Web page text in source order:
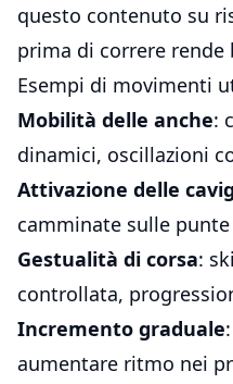
questo contenuto su
prima di correre rende
Esempi di movimenti
Mobilità delle anche:
dinamici, oscillazioni
Attivazione delle
camminate sulle
Gestualità di corsa:
controllata,
Incremento graduale
aumentare ritmo nei